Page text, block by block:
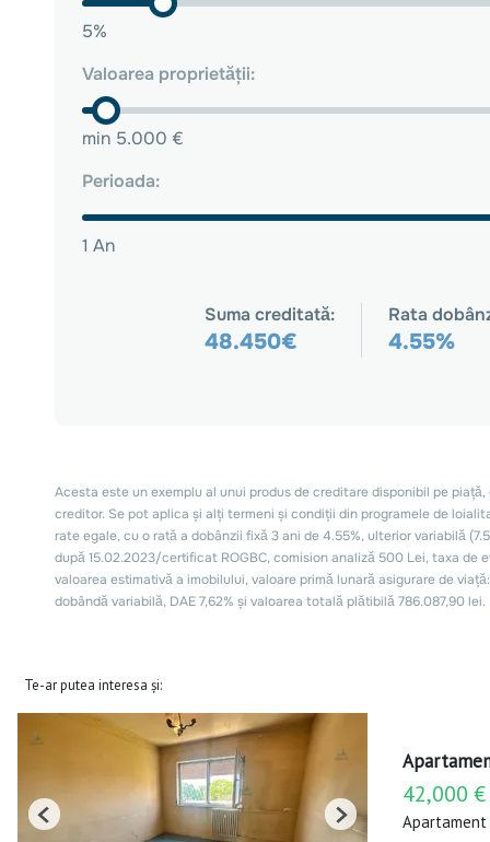
Te-ar putea interesa și:
Previous Next
42,000 €
Apartament